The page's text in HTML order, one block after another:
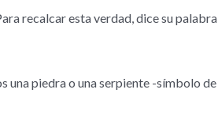
recalcar esta verdad, dice su palabra
una piedra o una serpiente -símbolo de